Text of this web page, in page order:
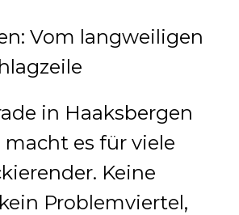
Vom langweiligen
in Haaksbergen
macht es für viele
Keine
Problemviertel,